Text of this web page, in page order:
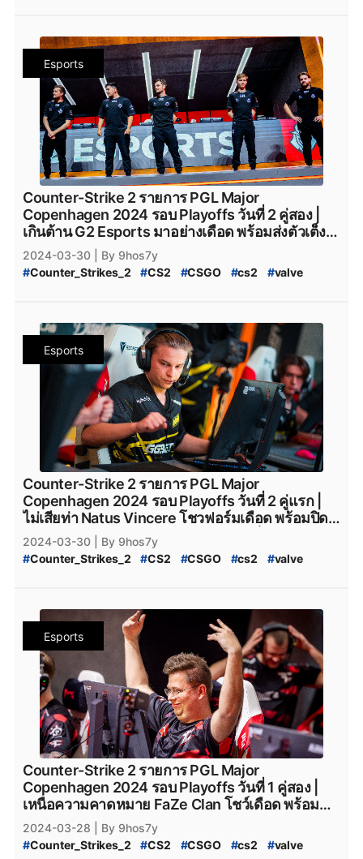
ข่าวหลุด_Counter_Strikes_2
Cloud9 #cloud9 #cloud9_cs2 #HEROIC #Heroic
heroic # Heroic_cs2 #Eternal_fire #Eternal_Fire
Eternal-Fire #Eternal_fire_cs2 #SAW #
saw_cs2
SAW_cs2 ECSTATIC # ECSTATIC_cs2
Imperial_Esports #
Imperial_Esports_cs2
paiN_Gaming #paiN_Gaming_cs2 #GamerLegion
GamerLegion_cs2 #Lynn_Vision #Lynn_Vision_cs2
legacy_cs2 #Legacy_cs2 #ENCE #Ence #ence
ENCE_cs2 #Apeks #Apeks_cs2 #The_mongolZ
#The_MongolZ_cs2 #FURIA_Esports #FURIA
#FURIA_CS2 #FURIA_Esports_cs2 #AMKAL_ESPORTS
#AMKAL_ESPORTS_cs2 #KOI #Movistar_KOI
Movistar_KOI_cs2
#CS2_Major_Championship
#CS2_Major_Championship_2024 #
9Pandas
ข่าวหลุด_Counter_Strikes_2
CS2_Pick'EM #CS2_Pick'EM_Challenge
PGL_CS2_Major_Copenhagen_2024
CS2_Major_2024 #CS2_Major_Copenhagen_2024
CS2_Major #CS2_Hack #CS2_Hack_ระบาด
Counter_Strike_2_Hack #Counter_Strike_2_Wall_Hack
CS2_Hack_Disconnect #CS2_AIM #CS2_Wall
CS2_Wall_Hack #Hack #Steam #เกมsteam #steam
PCgame #FPS #fps #เกมfps #Natus_Vincere
NatusVincere #navi #NAVI #ทีมnavi #MOUZ
#MOUZ_CS2 #mousesports #Team_Vitality
#team_vitality #TeamVitality #
Vitality_CS2
#FaZe_Clan #Faze_Clan #FaZe #fazeclan
#FaZe_Clan_CS2 #Team_Spirit #Team_Spirit_CS2
#team_spirit #VirtusPro
#Virtus.Pro_CS2 #Complexity_Gaming
Cloud9 #cloud9 #cloud9_cs2 #HEROIC #Heroic
heroic # Heroic_cs2 #Eternal_fire #Eternal_Fire
Eternal-Fire #Eternal_fire_cs2 #SAW #saw_cs2
SAW_cs2 #ECSTATIC #ECSTATIC_cs2
Imperial_Esports #Imperial_Esports_cs2
paiN_Gaming #paiN_Gaming_cs2 #
GamerLegion
GamerLegion_cs2 #Lynn_Vision #
Lynn_Vision_cs2
legacy_cs2 #Legacy_cs2 #ENCE #Ence #ence
ENCE_cs2 #Apeks #Apeks_cs2 #The_mongolZ
#The_MongolZ_cs2 #FURIA_Esports #FURIA
#FURIA_CS2 #FURIA_Esports_cs2 #AMKAL_ESPORTS
#AMKAL_ESPORTS_cs2 #KOI #Movistar_KOI
#CS2_Major_Championship
#CS2_Major_Championship_2024 #
9Pandas
ข่าวหลุด_Counter_Strikes_2
Esports
Counter-Strike 2 รายการ PGL Major
Copenhagen 2024 รอบ Playoffs วันที่ 2 คู่สอง |
เกินต้าน G2 Esports มาอย่างเดือด พร้อมส่งตัวเต็ง
MOUZ กลับบ้านไปด้วยสกอร์ 2-0
2024-03-30
| By 9hos7y
#Counter_Strikes_2 #CS2 #CSGO #cs2 #valve
CS2_Pick'EM #CS2_Pick'EM_Challenge
PGL_CS2_Major_Copenhagen_2024
CS2_Major_2024 #CS2_Major_Copenhagen_2024
CS2_Major #CS2_Hack #CS2_Hack_ระบาด
Counter_Strike_2_Hack #Counter_Strike_2_Wall_Hack
CS2_Hack_Disconnect #CS2_AIM #
CS2_Wall
CS2_Wall_Hack #Hack #Steam # เกมsteam #steam
PCgame #FPS #fps #เกมfps #Natus_Vincere
NatusVincere #navi #NAVI #ทีมnavi # MOUZ
#MOUZ_CS2 #mousesports #Team_Vitality
#team_vitality #TeamVitality #
Vitality_CS2
#FaZe_Clan #Faze_Clan #FaZe #fazeclan
#FaZe_Clan_CS2 # Team_Spirit #Team_Spirit_CS2
#team_spirit #VirtusPro
#Virtus.Pro_CS2 #Complexity_Gaming
Cloud9 #cloud9 #cloud9_cs2 #HEROIC #Heroic
heroic # Heroic_cs2 Eternal_fire #
Eternal_Fire
Eternal-Fire Eternal_fire_cs2 SAW #saw_cs2
SAW_cs2 ECSTATIC #ECSTATIC_cs2
Imperial_Esports #Imperial_Esports_cs2
paiN_Gaming #paiN_Gaming_cs2 #GamerLegion
GamerLegion_cs2 #Lynn_Vision #Lynn_Vision_cs2
legacy_cs2 #Legacy_cs2 #ENCE #Ence #ence
ENCE_cs2 #Apeks #Apeks_cs2 #The_mongolZ
#The_MongolZ_cs2 #FURIA_Esports #FURIA
#FURIA_CS2 #FURIA_Esports_cs2 #AMKAL_ESPORTS
#AMKAL_ESPORTS_cs2 #KOI #Movistar_KOI
#CS2_Major_Championship
#CS2_Major_Championship_2024 #
9Pandas
Esports
Counter-Strike 2 รายการ PGL Major
Copenhagen 2024 รอบ Playoffs วันที่ 2 คู่แรก |
ไม่เสียท่า Natus Vincere โชวฟอร์มเดือด พร้อมปิด
ประตูแพ้ใส่หน้า Eternal Fire แบบเกมเร็วด้วยสกอร์
2-0
2024-03-30
| By 9hos7y
#Counter_Strikes_2 #CS2 #CSGO #cs2 #valve
CS2_Pick'EM #CS2_Pick'EM_Challenge
PGL_CS2_Major_Copenhagen_2024
CS2_Major_2024 #
CS2_Major_Copenhagen_2024
CS2_Major CS2_Hack #CS2_Hack_ระบาด
Counter_Strike_2_Hack #Counter_Strike_2_Wall_Hack
CS2_Hack_Disconnect #CS2_AIM #CS2_Wall
CS2_Wall_Hack #Hack #Steam #เกมsteam # steam
PCgame # FPS #fps #เกมfps #Natus_Vincere
NatusVincere #navi #NAVI # ทีมnavi #
MOUZ
#MOUZ_CS2 #mousesports #Team_Vitality
#team_vitality #TeamVitality #
Vitality_CS2
#FaZe_Clan #Faze_Clan #FaZe #fazeclan
#FaZe_Clan_CS2 #Team_Spirit #Team_Spirit_CS2
#team_spirit #VirtusPro
#Virtus.Pro_CS2 #Complexity_Gaming
Esports
Counter-Strike 2 รายการ PGL Major
Copenhagen 2024 รอบ Playoffs วันที่ 1 คู่สอง |
เหนือความคาดหมาย FaZe Clan โชว์เดือด พร้อม
สยบ Team Spirit ได้อย่างอยู่หมัดไปด้วยสกอร์ 2-1
2024-03-28
| By 9hos7y
#Counter_Strikes_2 #CS2 #CSGO #cs2 #valve